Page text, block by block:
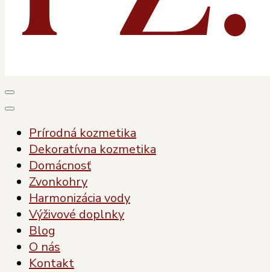
Prírodná kozmetika
Dekoratívna kozmetika
Domácnosť
Zvonkohry
Harmonizácia vody
Výživové doplnky
Blog
O nás
Kontakt